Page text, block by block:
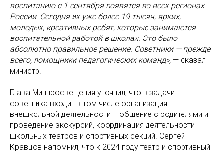
воспитанию с 1 сентября появятся во всех регионах
России. Сегодня их уже более 19 тысяч, ярких,
молодых, креативных ребят, которые занимаются
воспитательной работой в школах. Это было
абсолютно правильное решение. Советники — прежде
всего, помощники педагогических команд», — сказал
министр.
Глава Минпросвещения уточнил, что в задачи
советника входит в том числе организация
внешкольной деятельности – общение с родителями и
проведение экскурсий, координация деятельности
школьных театров и спортивных секций. Сергей
Кравцов напомнил, что к 2024 году театр и спортивный